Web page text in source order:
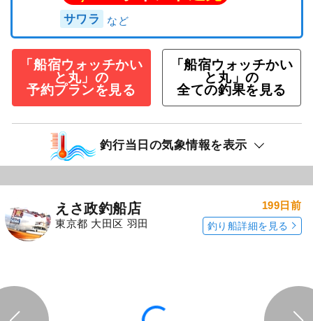
サワラ
「船宿ウォッチかい
と丸」の
予約プランを見る
「船宿ウォッチかい
と丸」の
全ての釣果を見る
釣行当日の気象情報を表示
えさ政釣船店
東京都 大田区 羽田
199日前
釣り船詳細を見る